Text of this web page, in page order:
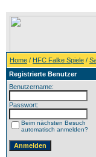
Home / HFC Falke Spiele /
Registrierte Benutzer
Benutzername:
Passwort:
Beim nächsten Besuch
automatisch anmelden?